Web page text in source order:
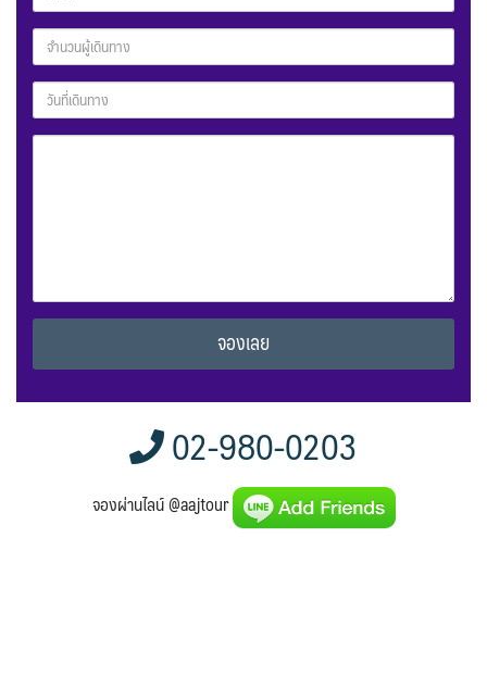
Alternative:
02-980-0203
จองผ่านไลน์ @aajtour